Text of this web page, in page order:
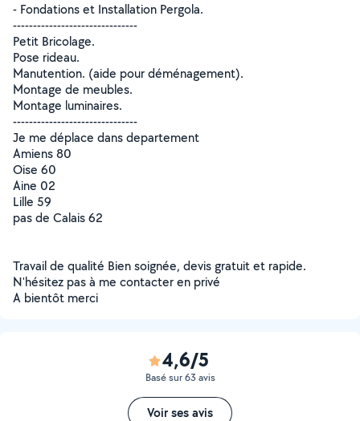
- Fondations et Installation Pergola.
-------------------------------
Petit Bricolage.
Pose rideau.
Manutention. (aide pour déménagement).
Montage de meubles.
Montage luminaires.
-------------------------------
Je me déplace dans departement
Amiens 80
Oise 60
Aine 02
Lille 59
pas de Calais 62
Travail de qualité Bien soignée, devis gratuit et rapide.
N'hésitez pas à me contacter en privé
A bientôt merci
4,6/5
Basé sur 63 avis
Voir ses avis